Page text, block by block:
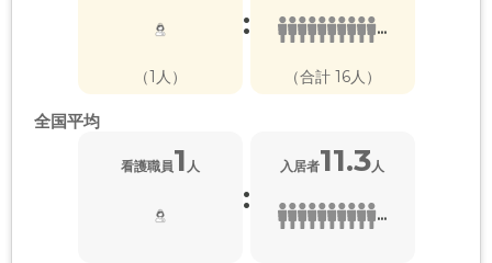
（1人）
: ...
（合計 16人）
全国平均
看護職員1 人
:
入居者11.3 人
...